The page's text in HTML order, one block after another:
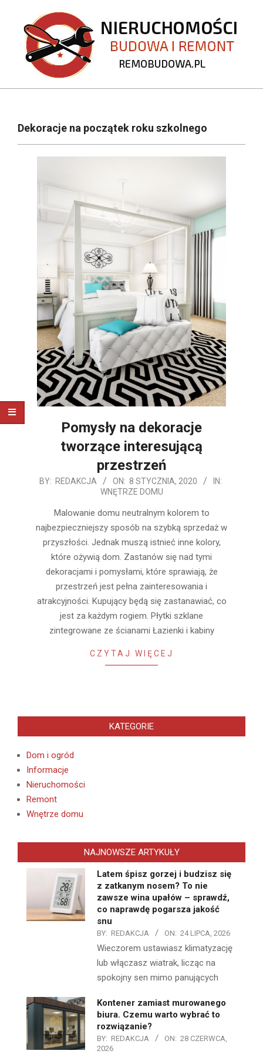
content
REMOBUDOWA.PL
NavigationDekoracje na początek roku szkolnego
Pomysły na dekoracje
tworzące interesującą
przestrzeń
2020-
BY: REDAKCJA ON: 8 STYCZNIA, 2020
IN:
WNĘTRZE DOMU
Malowanie domu neutralnym kolorem to
najbezpieczniejszy sposób na szybką sprzedaż w
przyszłości. Jednak muszą istnieć inne kolory,
które ożywią dom. Zastanów się nad tymi
dekoracjami i pomysłami, które sprawiają, że
przestrzeń jest pełna zainteresowania i
atrakcyjności. Kupujący będą się zastanawiać, co
jest za każdym rogiem. Płytki szklane
zintegrowane ze ścianami Łazienki i kabiny
CZYTAJ WIĘCEJ
KATEGORIE
Dom i ogród
Informacje
Nieruchomości
Remont
Wnętrze domu
NAJNOWSZE ARTYKUŁY
Latem śpisz gorzej i budzisz się
z zatkanym nosem? To nie
zawsze wina upałów – sprawdź,
co naprawdę pogarsza jakość
snu
BY: REDAKCJA ON: 24 LIPCA, 2026
Wieczorem ustawiasz klimatyzację
lub włączasz wiatrak, licząc na
spokojny sen mimo panujących
Kontener zamiast murowanego
biura. Czemu warto wybrać to
rozwiązanie?
BY: REDAKCJA ON: 28 CZERWCA,
2026